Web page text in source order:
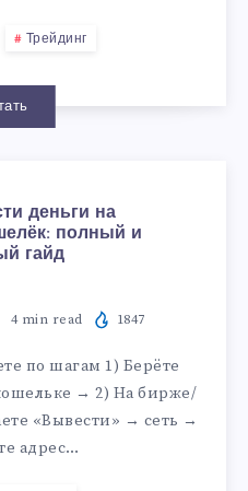
Трейдинг
деньги на
полный и
гайд
4min read 1847
по шагам 1) Берёте
→ 2) На бирже/
«Вывести» → сеть →
адрес…